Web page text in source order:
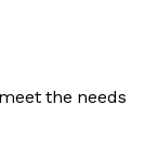
the needs